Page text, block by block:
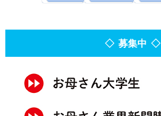
◇ 募集中 ◇